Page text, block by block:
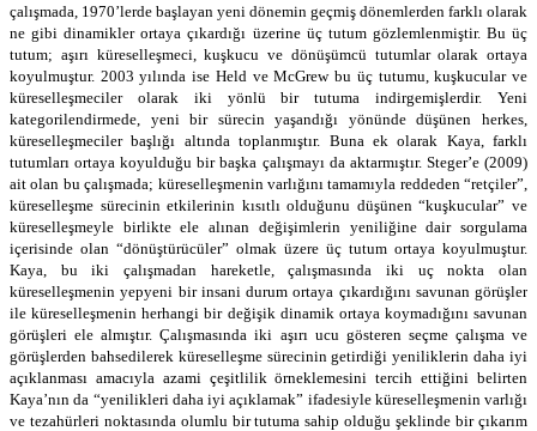
çalışmada, 1970’lerde başlayan yeni dönemin geçmiş dönemlerden farklı olarak
ne gibi dinamikler ortaya çıkardığı üzerine üç tutum gözlemlenmiştir. Bu üç
tutum; aşırı küreselleşmeci, kuşkucu ve dönüşümcü tutumlar olarak ortaya
koyulmuştur. 2003 yılında ise Held ve McGrew bu üç tutumu, kuşkucular ve
küreselleşmeciler olarak iki yönlü bir tutuma indirgemişlerdir. Yeni
kategorilendirmede, yeni bir sürecin yaşandığı yönünde düşünen herkes,
küreselleşmeciler başlığı altında toplanmıştır. Buna ek olarak Kaya, farklı
tutumları ortaya koyulduğu bir başka çalışmayı da aktarmıştır. Steger’e (2009)
ait olan bu çalışmada; küreselleşmenin varlığını tamamıyla reddeden “retçiler”,
küreselleşme sürecinin etkilerinin kısıtlı olduğunu düşünen “kuşkucular” ve
küreselleşmeyle birlikte ele alınan değişimlerin yeniliğine dair sorgulama
içerisinde olan “dönüştürücüler” olmak üzere üç tutum ortaya koyulmuştur.
Kaya, bu iki çalışmadan hareketle, çalışmasında iki uç nokta olan
küreselleşmenin yepyeni bir insani durum ortaya çıkardığını savunan görüşler
ile küreselleşmenin herhangi bir değişik dinamik ortaya koymadığını savunan
görüşleri ele almıştır. Çalışmasında iki aşırı ucu gösteren seçme çalışma ve
görüşlerden bahsedilerek küreselleşme sürecinin getirdiği yeniliklerin daha iyi
açıklanması amacıyla azami çeşitlilik örneklemesini tercih ettiğini belirten
Kaya’nın da “yenilikleri daha iyi açıklamak” ifadesiyle küreselleşmenin varlığı
ve tezahürleri noktasında olumlu bir tutuma sahip olduğu şeklinde bir çıkarım